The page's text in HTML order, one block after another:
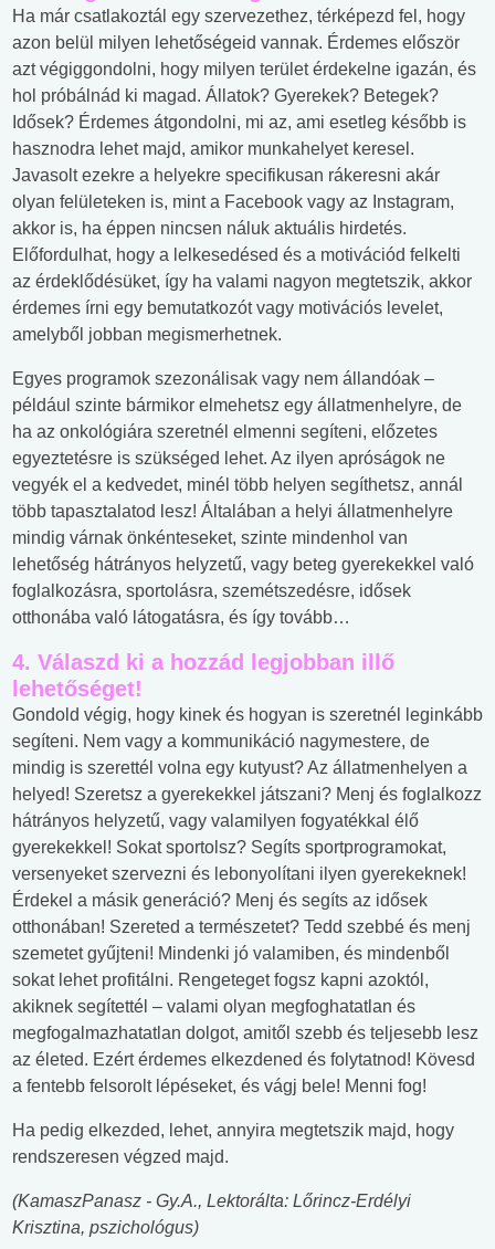
Ha már csatlakoztál egy szervezethez, térképezd fel, hogy
azon belül milyen lehetőségeid vannak. Érdemes először
azt végiggondolni, hogy milyen terület érdekelne igazán, és
hol próbálnád ki magad. Állatok? Gyerekek? Betegek?
Idősek? Érdemes átgondolni, mi az, ami esetleg később is
hasznodra lehet majd, amikor munkahelyet keresel.
Javasolt ezekre a helyekre specifikusan rákeresni akár
olyan felületeken is, mint a Facebook vagy az Instagram,
akkor is, ha éppen nincsen náluk aktuális hirdetés.
Előfordulhat, hogy a lelkesedésed és a motivációd felkelti
az érdeklődésüket, így ha valami nagyon megtetszik, akkor
érdemes írni egy bemutatkozót vagy motivációs levelet,
amelyből jobban megismerhetnek.
Egyes programok szezonálisak vagy nem állandóak –
például szinte bármikor elmehetsz egy állatmenhelyre, de
ha az onkológiára szeretnél elmenni segíteni, előzetes
egyeztetésre is szükséged lehet. Az ilyen apróságok ne
vegyék el a kedvedet, minél több helyen segíthetsz, annál
több tapasztalatod lesz! Általában a helyi állatmenhelyre
mindig várnak önkénteseket, szinte mindenhol van
lehetőség hátrányos helyzetű, vagy beteg gyerekekkel való
foglalkozásra, sportolásra, szemétszedésre, idősek
otthonába való látogatásra, és így tovább…
4. Válaszd ki a hozzád legjobban illő
lehetőséget!
Gondold végig, hogy kinek és hogyan is szeretnél leginkább
segíteni. Nem vagy a kommunikáció nagymestere, de
mindig is szerettél volna egy kutyust? Az állatmenhelyen a
helyed! Szeretsz a gyerekekkel játszani? Menj és foglalkozz
hátrányos helyzetű, vagy valamilyen fogyatékkal élő
gyerekekkel! Sokat sportolsz? Segíts sportprogramokat,
versenyeket szervezni és lebonyolítani ilyen gyerekeknek!
Érdekel a másik generáció? Menj és segíts az idősek
otthonában! Szereted a természetet? Tedd szebbé és menj
szemetet gyűjteni! Mindenki jó valamiben, és mindenből
sokat lehet profitálni. Rengeteget fogsz kapni azoktól,
akiknek segítettél – valami olyan megfoghatatlan és
megfogalmazhatatlan dolgot, amitől szebb és teljesebb lesz
az életed. Ezért érdemes elkezdened és folytatnod! Kövesd
a fentebb felsorolt lépéseket, és vágj bele! Menni fog!
Ha pedig elkezded, lehet, annyira megtetszik majd, hogy
rendszeresen végzed majd.
(KamaszPanasz - Gy.A., Lektorálta: Lőrincz-Erdélyi
Krisztina, pszichológus)